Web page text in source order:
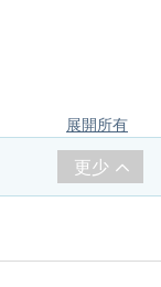
展開所有
更少